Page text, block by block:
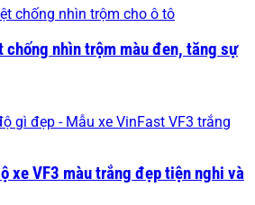
chống nhìn trộm màu đen, tăng sự
xe VF3 màu trắng đẹp tiện nghi và